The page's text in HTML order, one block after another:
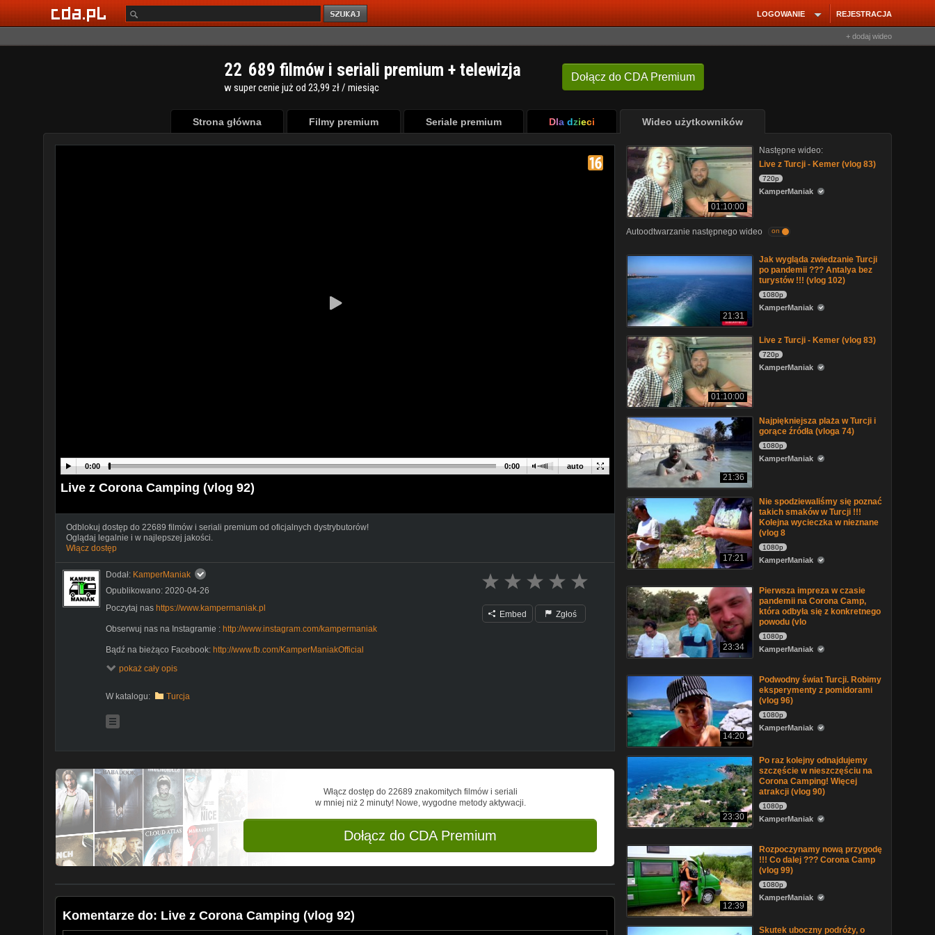
REJESTRACJA
LOGOWANIE
+ dodaj wideo
Dołącz do CDA Premium
22 689 filmów i seriali premium + telewizja
w super cenie już od 23,99 zł / miesiąc
Strona główna Filmy premium Seriale premium Dla dzieci Wideo użytkowników
auto
0:00 0:00
Live z Corona Camping (vlog 92)
Odblokuj dostęp do 22689 filmów i seriali premium od oficjalnych dystrybutorów!
Oglądaj legalnie i w najlepszej jakości.
Włącz dostęp
Dodał: KamperManiak
Opublikowano: 2020-04-26
Poczytaj nas https://www.kampermaniak.pl
Obserwuj nas na Instagramie : http://www.instagram.com/kampermaniak
Bądź na bieżąco Facebook: http://www.fb.com/KamperManiakOfficial
Mapa z naszymi wszystkimi, dokładnymi i bezpłatnymi miejscówkami #nadzikonajlepiej
Zrzuć się na paliwo do Groszka, lub pomóż nam w rozwoju kanału
Wsparcie:
Płatności http://bit.ly/2Y3WpVi
Przewodnikihttp://bit.ly/33sD0OJ
Translator
http://bit.ly/2s9mINZ
Wyciskarka http://bit.ly/2SnS3XJ
pokaż cały opis
W katalogu: Turcja
Embed Zgłoś
Włącz dostęp do 22689 znakomitych filmów i seriali
w mniej niż 2 minuty! Nowe, wygodne metody aktywacji.
Dołącz do CDA Premium
Komentarze do: Live z Corona Camping (vlog 92)
01:10:00
Następne wideo:
Live z Turcji - Kemer (vlog 83)
720p
KamperManiak
Autoodtwarzanie następnego wideo on
21:31
Jak wygląda zwiedzanie Turcji
po pandemii ??? Antalya bez
turystów !!! (vlog 102)
1080p
KamperManiak
01:10:00
Live z Turcji - Kemer (vlog 83)
720p
KamperManiak
21:36
Najpiękniejsza plaża w Turcji i
gorące źródła (vloga 74)
1080p
KamperManiak
17:21
Nie spodziewaliśmy się poznać
takich smaków w Turcji !!!
Kolejna wycieczka w nieznane
(vlog 8
1080p
KamperManiak
23:34
Pierwsza impreza w czasie
pandemii na Corona Camp,
która odbyła się z konkretnego
powodu (vlo
1080p
KamperManiak
14:20
Podwodny świat Turcji. Robimy
eksperymenty z pomidorami
(vlog 96)
1080p
KamperManiak
23:30
Po raz kolejny odnajdujemy
szczęście w nieszczęściu na
Corona Camping! Więcej
atrakcji (vlog 90)
1080p
KamperManiak
12:39
Rozpoczynamy nową przygodę
!!! Co dalej ??? Corona Camp
(vlog 99)
1080p
KamperManiak
Skutek uboczny podróży, o